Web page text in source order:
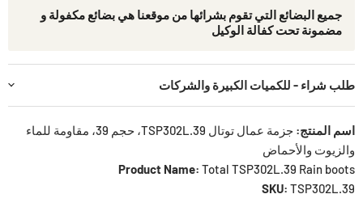
جمیع البضائع التي تقوم بشرائھا من موقعنا ھي بضائع مكفولة و
مضمونة تحت كفالة الوكيل
طلب شراء - للكميات الكبيرة والشركات
اسم المنتج:
جزمة عمال توتال TSP302L.39، حجم 39، مقاومة للماء
والزيوت والأحماض
Product Name: Total TSP302L.39 Rain boots
SKU: TSP302L.39